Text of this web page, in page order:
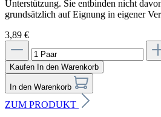
Unterstützung. Sie entbinden nicht
grundsätzlich auf Eignung in eigener
3,89 €
Kaufen In den Warenkorb
In den Warenkorb
ZUM PRODUKT